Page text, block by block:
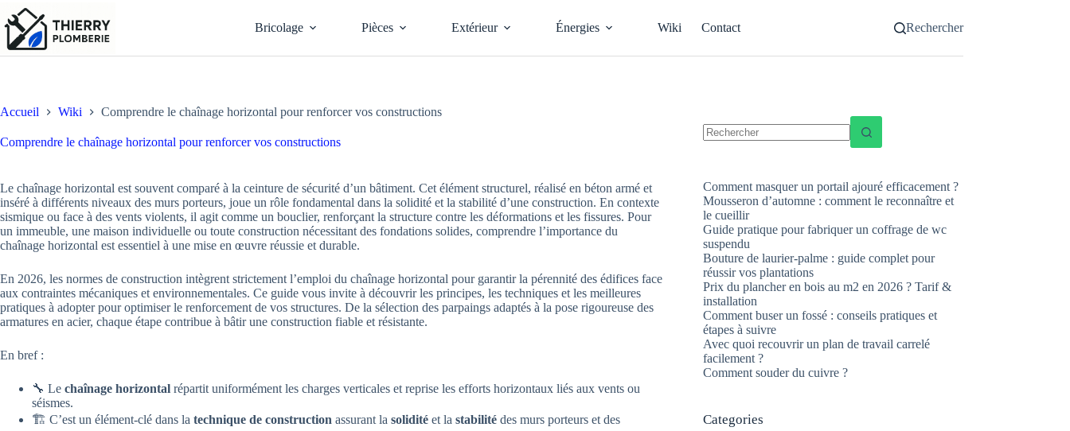
Passer
au
contenu
Bricolage Pièces Extérieur Énergies Wiki Contact Rechercher
Accueil Wiki Comprendre le chaînage horizontal pour renforcer vos constructions
Comprendre le chaînage horizontal pour renforcer vos constructions
Le chaînage horizontal est souvent comparé à la ceinture de sécurité d’un bâtiment. Cet élément structurel, réalisé en béton armé et
inséré à différents niveaux des murs porteurs, joue un rôle fondamental dans la solidité et la stabilité d’une construction. En contexte
sismique ou face à des vents violents, il agit comme un bouclier, renforçant la structure contre les déformations et les fissures. Pour
un immeuble, une maison individuelle ou toute construction nécessitant des fondations solides, comprendre l’importance du
chaînage horizontal est essentiel à une mise en œuvre réussie et durable.
En 2026, les normes de construction intègrent strictement l’emploi du chaînage horizontal pour garantir la pérennité des édifices face
aux contraintes mécaniques et environnementales. Ce guide vous invite à découvrir les principes, les techniques et les meilleures
pratiques à adopter pour optimiser le renforcement de vos structures. De la sélection des parpaings adaptés à la pose rigoureuse des
armatures en acier, chaque étape contribue à bâtir une construction fiable et résistante.
En bref :
🔧 Le chaînage horizontal répartit uniformément les charges verticales et reprise les efforts horizontaux liés aux vents ou
séismes.
🏗️ C’est un élément-clé dans la technique de construction assurant la solidité et la stabilité des murs porteurs et des
Comment masquer un portail ajouré efficacement ?
Mousseron d’automne : comment le reconnaître et
le cueillir
Guide pratique pour fabriquer un coffrage de wc
suspendu
Bouture de laurier-palme : guide complet pour
réussir vos plantations
Prix du plancher en bois au m2 en 2026 ? Tarif &
installation
Comment buser un fossé : conseils pratiques et
étapes à suivre
Avec quoi recouvrir un plan de travail carrelé
facilement ?
Comment souder du cuivre ?
Categories